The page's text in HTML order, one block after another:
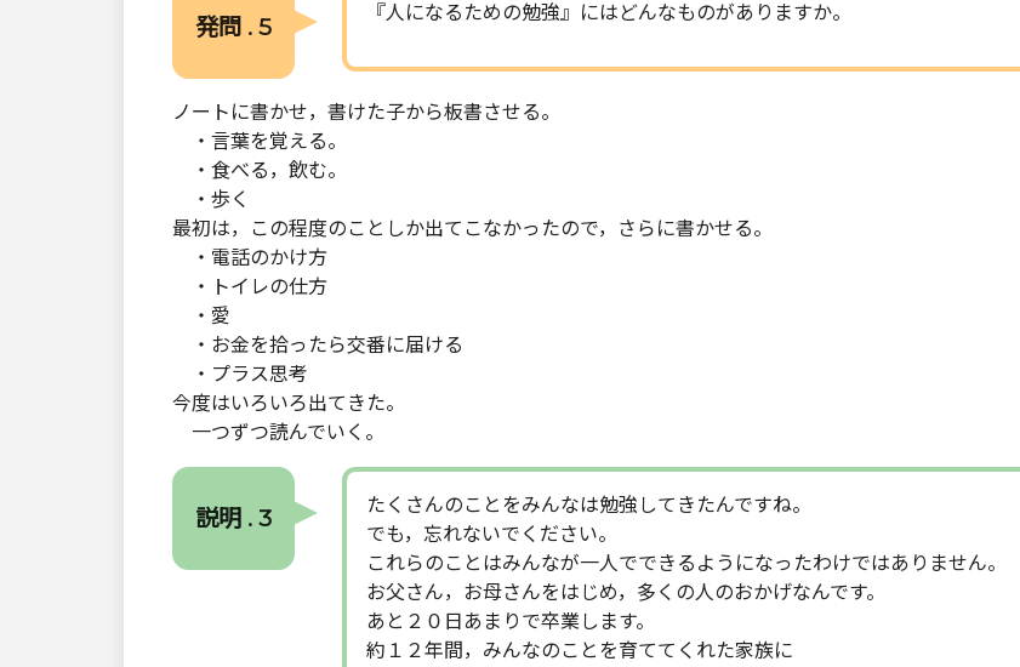
発問 . 5 『人になるための勉強』にはどんなものがありますか。
ノートに書かせ，書けた子から板書させる。
・言葉を覚える。
・食べる，飲む。
・歩く
最初は，この程度のことしか出てこなかったので，さらに書かせる。
・電話のかけ方
・トイレの仕方
・愛
・お金を拾ったら交番に届ける
・プラス思考
今度はいろいろ出てきた。
一つずつ読んでいく。
説明 . 3
たくさんのことをみんなは勉強してきたんですね。
でも，忘れないでください。
これらのことはみんなが一人でできるようになったわけではありません。
お父さん，お母さんをはじめ，多くの人のおかげなんです。
あと２０日あまりで卒業します。
約１２年間，みんなのことを育ててくれた家族に